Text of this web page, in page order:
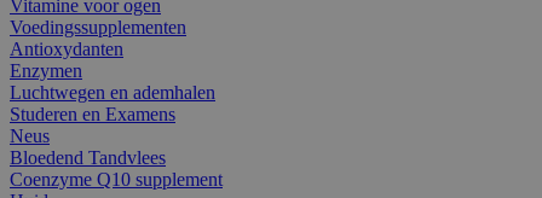
Vitamine voor ogen
Voedingssupplementen
Antioxydanten
Enzymen
Luchtwegen en ademhalen
Studeren en Examens
Neus
Bloedend Tandvlees
Coenzyme Q10 supplement